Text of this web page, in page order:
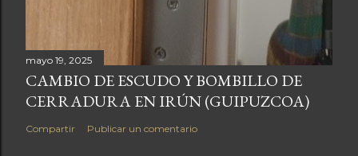
mayo 19, 2025
CAMBIO DE ESCUDO Y BOMBILLO DE
CERRADURA EN IRÚN (GUIPUZCOA)
Compartir Publicar un comentario